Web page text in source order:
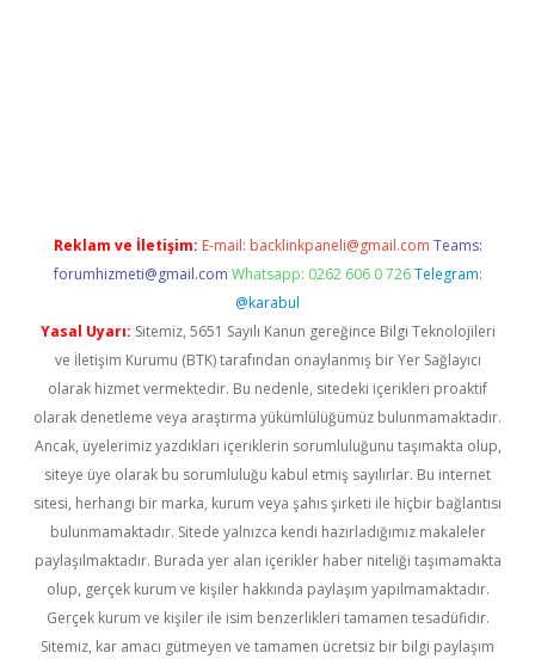
Reklam ve İletişim: E-mail: backlinkpaneli@gmail.com Teams:
forumhizmeti@gmail.com Whatsapp: 0262 606 0 726 Telegram:
@karabul
Yasal Uyarı: Sitemiz, 5651 Sayılı Kanun gereğince Bilgi Teknolojileri
ve İletişim Kurumu (BTK) tarafından onaylanmış bir Yer Sağlayıcı
olarak hizmet vermektedir. Bu nedenle, sitedeki içerikleri proaktif
olarak denetleme veya araştırma yükümlülüğümüz bulunmamaktadır.
Ancak, üyelerimiz yazdıkları içeriklerin sorumluluğunu taşımakta olup,
siteye üye olarak bu sorumluluğu kabul etmiş sayılırlar. Bu internet
sitesi, herhangi bir marka, kurum veya şahıs şirketi ile hiçbir bağlantısı
bulunmamaktadır. Sitede yalnızca kendi hazırladığımız makaleler
paylaşılmaktadır. Burada yer alan içerikler haber niteliği taşımamakta
olup, gerçek kurum ve kişiler hakkında paylaşım yapılmamaktadır.
Gerçek kurum ve kişiler ile isim benzerlikleri tamamen tesadüfidir.
Sitemiz, kar amacı gütmeyen ve tamamen ücretsiz bir bilgi paylaşım